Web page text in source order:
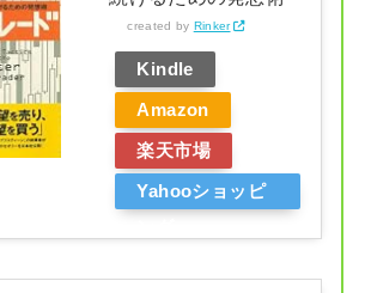
created by Rinker
Kindle
Amazon
楽天市場
Yahooショッピ